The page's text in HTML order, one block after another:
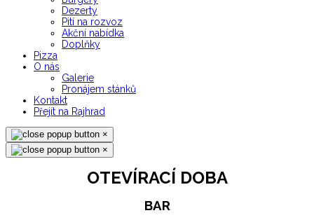
Dezerty
Pití na rozvoz
Akční nabídka
Doplňky
Pizza
O nás
Galerie
Pronájem stánků
Kontakt
Přejít na Rajhrad
×
×
OTEVÍRACÍ DOBA
BAR